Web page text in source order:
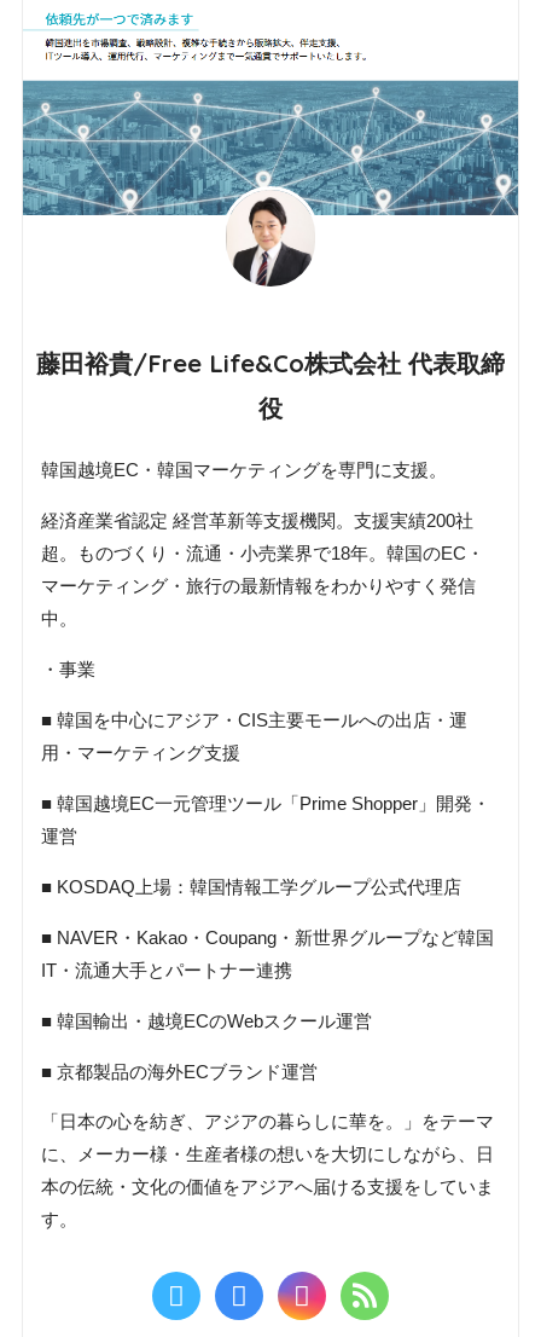
藤田裕貴/Free Life&Co株式会社 代表取締
役
韓国越境EC・韓国マーケティングを専門に支援。
経済産業省認定 経営革新等支援機関。支援実績200社
超。ものづくり・流通・小売業界で18年。韓国のEC・
マーケティング・旅行の最新情報をわかりやすく発信
中。
・事業
■ 韓国を中心にアジア・CIS主要モールへの出店・運
用・マーケティング支援
■ 韓国越境EC一元管理ツール「Prime Shopper」開発・
運営
■ KOSDAQ上場：韓国情報工学グループ公式代理店
■ NAVER・Kakao・Coupang・新世界グループなど韓国
IT・流通大手とパートナー連携
■ 韓国輸出・越境ECのWebスクール運営
■ 京都製品の海外ECブランド運営
「日本の心を紡ぎ、アジアの暮らしに華を。」をテーマ
に、メーカー様・生産者様の想いを大切にしながら、日
本の伝統・文化の価値をアジアへ届ける支援をしていま
す。